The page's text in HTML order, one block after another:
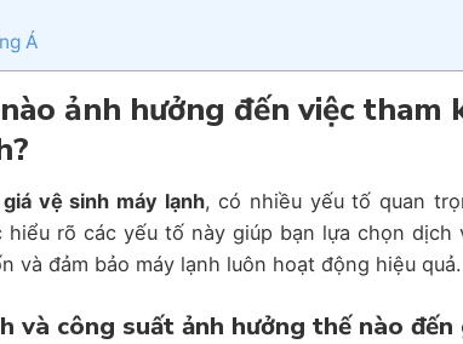
Á
ảnh hưởng đến việc tham
vệ sinh máy lạnh, có nhiều yếu tố quan
hiểu rõ các yếu tố này giúp bạn lựa chọn
và đảm bảo máy lạnh luôn hoạt động hiệu quả.
và công suất ảnh hưởng thế nào đến